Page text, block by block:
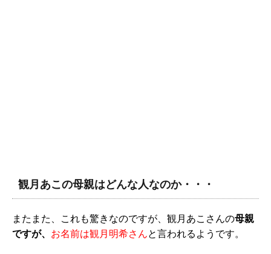
観月あこの母親はどんな人なのか・・・
またまた、これも驚きなのですが、観月あこさんの母親
ですが、 お名前は観月明希さんと言われるようです。